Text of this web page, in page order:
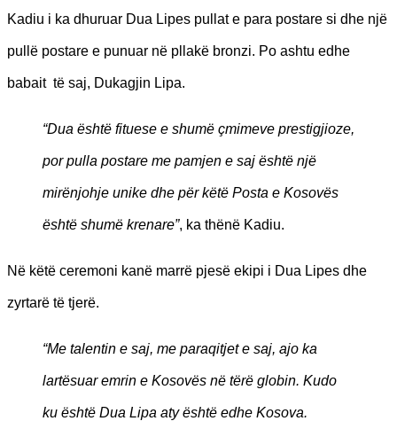
Kadiu i ka dhuruar Dua Lipes pullat e para postare si dhe një
pullë postare e punuar në pllakë bronzi. Po ashtu edhe
babait të saj, Dukagjin Lipa.
“Dua është fituese e shumë çmimeve prestigjioze,
por pulla postare me pamjen e saj është një
mirënjohje unike dhe për këtë Posta e Kosovës
është shumë krenare”, ka thënë Kadiu.
Në këtë ceremoni kanë marrë pjesë ekipi i Dua Lipes dhe
zyrtarë të tjerë.
“Me talentin e saj, me paraqitjet e saj, ajo ka
lartësuar emrin e Kosovës në tërë globin. Kudo
ku është Dua Lipa aty është edhe Kosova.